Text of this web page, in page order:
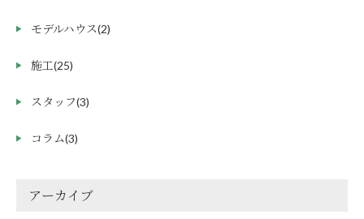
モデルハウス(2)
施工(25)
スタッフ(3)
コラム(3)
アーカイブ